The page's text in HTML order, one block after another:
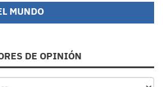
MUNDO
DE OPINIÓN